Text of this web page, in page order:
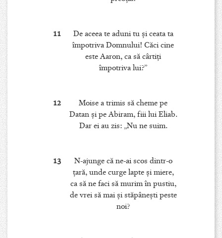
11
De aceea te aduni tu şi ceata ta
împotriva Domnului! Căci cine
este Aaron, ca să cârtiţi
împotriva lui?”
12
Moise a trimis să cheme pe
Datan şi pe Abiram, fiii lui Eliab.
Dar ei au zis: „Nu ne suim.
13
N-ajunge că ne-ai scos dintr-o
ţară, unde curge lapte şi miere,
ca să ne faci să murim în pustiu,
de vrei să mai şi stăpâneşti peste
noi?